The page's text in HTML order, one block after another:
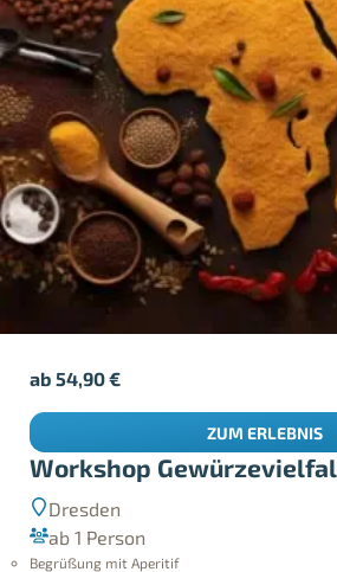
Workshop
Dresden
ab 1 Person
Begrüßung mit Aperitif
ab 54,90€
ZUM ERLEBNIS